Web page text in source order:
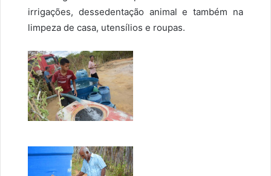
irrigações, dessedentação animal e também na
limpeza de casa, utensílios e roupas.